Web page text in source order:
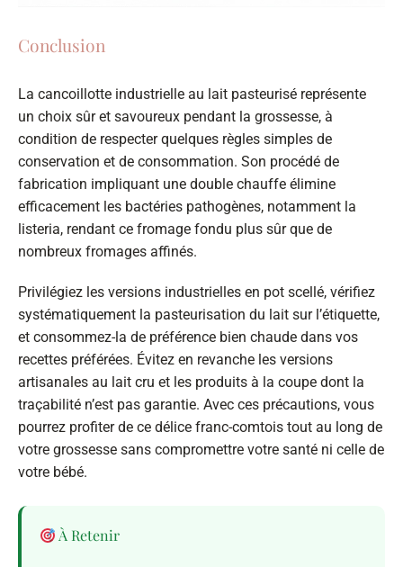
Conclusion
La cancoillotte industrielle au lait pasteurisé représente
un choix sûr et savoureux pendant la grossesse, à
condition de respecter quelques règles simples de
conservation et de consommation. Son procédé de
fabrication impliquant une double chauffe élimine
efficacement les bactéries pathogènes, notamment la
listeria, rendant ce fromage fondu plus sûr que de
nombreux fromages affinés.
Privilégiez les versions industrielles en pot scellé, vérifiez
systématiquement la pasteurisation du lait sur l’étiquette,
et consommez-la de préférence bien chaude dans vos
recettes préférées. Évitez en revanche les versions
artisanales au lait cru et les produits à la coupe dont la
traçabilité n’est pas garantie. Avec ces précautions, vous
pourrez profiter de ce délice franc-comtois tout au long de
votre grossesse sans compromettre votre santé ni celle de
votre bébé.
À Retenir